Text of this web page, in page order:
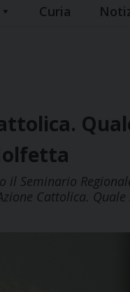
Curia
Seminario
Cattolica.